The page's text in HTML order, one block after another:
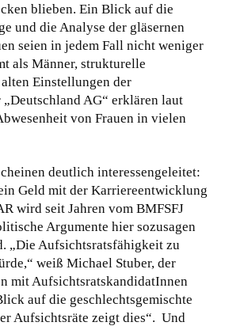
blieben. Ein Blick auf die
und die Analyse der gläsernen
seien in jedem Fall nicht weniger
als Männer, strukturelle
Einstellungen der
AG“ erklären laut
von Frauen in vielen
deutlich interessengeleitet:
Geld mit der Karriereentwicklung
wird seit Jahren vom BMFSFJ
Argumente hier sozusagen
„Die Aufsichtsratsfähigkeit zu
weiß Michael Stuber, der
mit AufsichtsratskandidatInnen
auf die geschlechtsgemischte
Aufsichtsräte zeigt dies“. Und